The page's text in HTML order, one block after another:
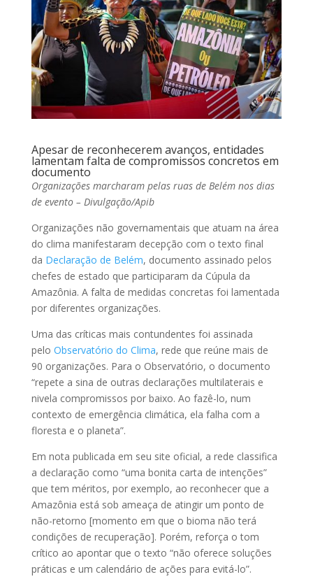
Apesar de reconhecerem avanços, entidades
lamentam falta de compromissos concretos em
documento
Organizações marcharam pelas ruas de Belém nos dias
de evento – Divulgação/Apib
Organizações não governamentais que atuam na área
do clima manifestaram decepção com o texto final
da Declaração de Belém, documento assinado pelos
chefes de estado que participaram da Cúpula da
Amazônia. A falta de medidas concretas foi lamentada
por diferentes organizações.
Uma das críticas mais contundentes foi assinada
pelo Observatório do Clima, rede que reúne mais de
90 organizações. Para o Observatório, o documento
“repete a sina de outras declarações multilaterais e
nivela compromissos por baixo. Ao fazê-lo, num
contexto de emergência climática, ela falha com a
floresta e o planeta”.
Em nota publicada em seu site oficial, a rede classifica
a declaração como “uma bonita carta de intenções”
que tem méritos, por exemplo, ao reconhecer que a
Amazônia está sob ameaça de atingir um ponto de
não-retorno [momento em que o bioma não terá
condições de recuperação]. Porém, reforça o tom
crítico ao apontar que o texto “não oferece soluções
práticas e um calendário de ações para evitá-lo”.